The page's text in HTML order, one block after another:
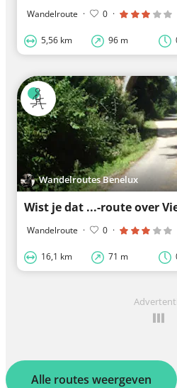
Wandelroute · 0 ·
5,56 km 96 m
Wandelroutes Benelux
Wist je dat ...-route over
Wandelroute · 0 ·
16,1 km 71 m
Alle routes weergeven